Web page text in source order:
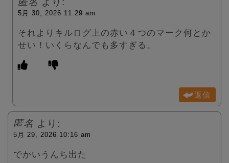
5月 30, 2026 11:29 am
それよりキルログ上の赤い４つのマーク何とか
せい！いくらなんでも多すぎる。
返信
匿名 より:
5月 29, 2026 10:16 am
でかいうんち出た